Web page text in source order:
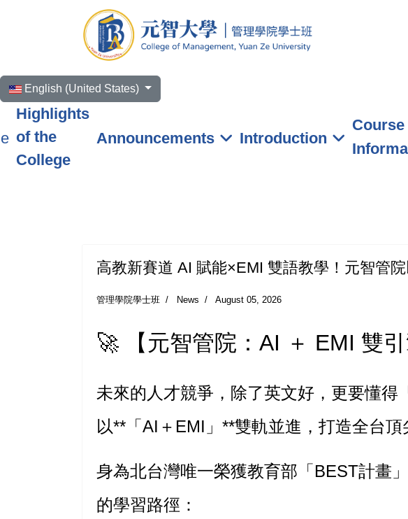
Select your language
English (United States)
Highlights
of the
College
Announcements Introduction
Course
高教新賽道 AI 賦能×EMI 雙語教學！元智管
管理學院學士班 News August 05, 2026
🚀 【元智管院：AI ＋ EMI 雙
未來的人才競爭，除了英文好，更要懂得
以**「AI＋EMI」**雙軌並進，打造全台
身為北台灣唯一榮獲教育部「BEST計畫
的學習路徑：